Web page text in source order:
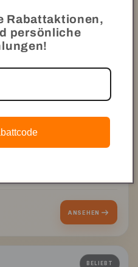
ANSEHEN
BELIEBT
Rabattaktionen,
persönliche